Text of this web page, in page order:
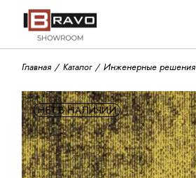
Главная Каталог Инженерные решения
НЕТ В НАЛИЧИИ